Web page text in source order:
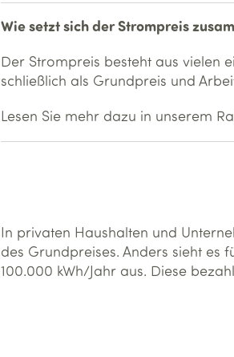
Wie setzt sich der Strompreis
Der Strompreis besteht aus vielen
schließlich als Grundpreis und
Lesen Sie mehr dazu in unserem
In privaten Haushalten und
des Grundpreises. Anders sieht es
100.000 kWh/Jahr aus. Diese